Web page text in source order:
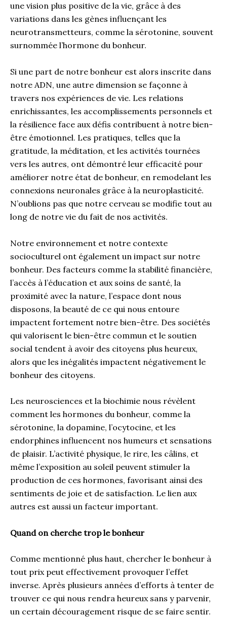
une vision plus positive de la vie, grâce à des
variations dans les gènes influençant les
neurotransmetteurs, comme la sérotonine, souvent
surnommée l’hormone du bonheur.
Si une part de notre bonheur est alors inscrite dans
notre ADN, une autre dimension se façonne à
travers nos expériences de vie. Les relations
enrichissantes, les accomplissements personnels et
la résilience face aux défis contribuent à notre bien-
être émotionnel. Les pratiques, telles que la
gratitude, la méditation, et les activités tournées
vers les autres, ont démontré leur efficacité pour
améliorer notre état de bonheur, en remodelant les
connexions neuronales grâce à la neuroplasticité.
N’oublions pas que notre cerveau se modifie tout au
long de notre vie du fait de nos activités.
Notre environnement et notre contexte
socioculturel ont également un impact sur notre
bonheur. Des facteurs comme la stabilité financière,
l’accès à l’éducation et aux soins de santé, la
proximité avec la nature, l’espace dont nous
disposons, la beauté de ce qui nous entoure
impactent fortement notre bien-être. Des sociétés
qui valorisent le bien-être commun et le soutien
social tendent à avoir des citoyens plus heureux,
alors que les inégalités impactent négativement le
bonheur des citoyens.
Les neurosciences et la biochimie nous révèlent
comment les hormones du bonheur, comme la
sérotonine, la dopamine, l’ocytocine, et les
endorphines influencent nos humeurs et sensations
de plaisir. L’activité physique, le rire, les câlins, et
même l’exposition au soleil peuvent stimuler la
production de ces hormones, favorisant ainsi des
sentiments de joie et de satisfaction. Le lien aux
autres est aussi un facteur important.
Quand on cherche trop le bonheur
Comme mentionné plus haut, chercher le bonheur à
tout prix peut effectivement provoquer l’effet
inverse. Après plusieurs années d’efforts à tenter de
trouver ce qui nous rendra heureux sans y parvenir,
un certain découragement risque de se faire sentir.